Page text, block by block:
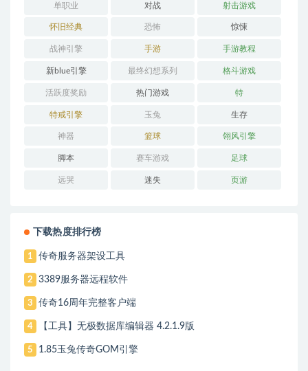
单职业 对战 射击游戏
怀旧经典 恐怖 惊悚
战神引擎 手游 手游教程
新blue引擎 最终幻想系列 格斗游戏
活跃度奖励 热门游戏 特
特戒引擎 玉兔 生存
神器 篮球 翎风引擎
脚本 赛车游戏 足球
远哭 迷失 页游
下载热度排行榜
1 传奇服务器架设工具
2 3389服务器远程软件
3 传奇16周年完整客户端
4 【工具】无极数据库编辑器 4.2.1.9版
5 1.85玉兔传奇GOM引擎